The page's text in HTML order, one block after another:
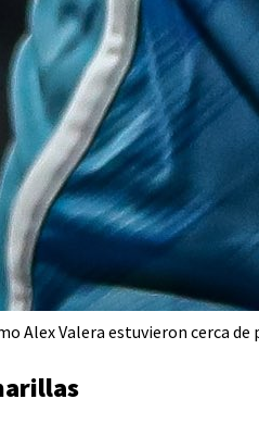
Alex Valera estuvieron cerca